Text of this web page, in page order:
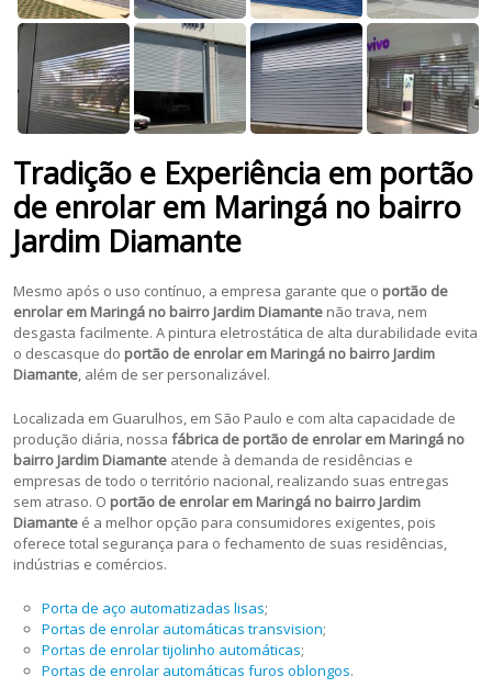
Tradição e Experiência em portão
de enrolar em Maringá no bairro
Jardim Diamante
Mesmo após o uso contínuo, a empresa garante que o portão de
enrolar em Maringá no bairro Jardim Diamante não trava, nem
desgasta facilmente. A pintura eletrostática de alta durabilidade evita
o descasque do portão de enrolar em Maringá no bairro Jardim
Diamante, além de ser personalizável.
Localizada em Guarulhos, em São Paulo e com alta capacidade de
produção diária, nossafábrica de portão de enrolar em Maringá no
bairro Jardim Diamante atende à demanda de residências e
empresas de todo o território nacional, realizando suas entregas
sem atraso. O portão de enrolar em Maringá no bairro Jardim
Diamante é a melhor opção para consumidores exigentes, pois
oferece total segurança para o fechamento de suas residências,
indústrias e comércios.
Porta de aço automatizadas lisas;
Portas de enrolar automáticas transvision;
Portas de enrolar tijolinho automáticas;
Portas de enrolar automáticas furos oblongos.